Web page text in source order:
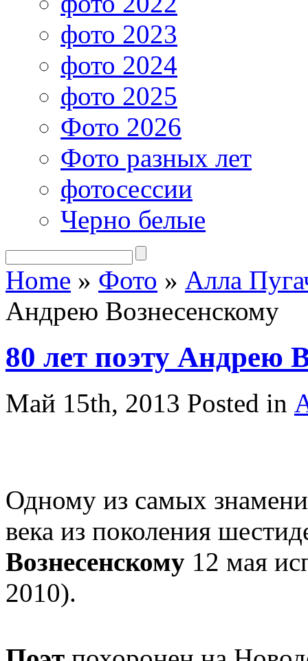
фото 2023
фото 2024
фото 2025
Фото 2026
Фото разных лет
фотосессии
Черно белые
Home » Фото » Алла
Андрею Вознесенскому
80 лет поэту Андрею
Май 15th, 2013 Posted in
Одному из самых
века из поколения
Вознесенскому 12 мая
2010).